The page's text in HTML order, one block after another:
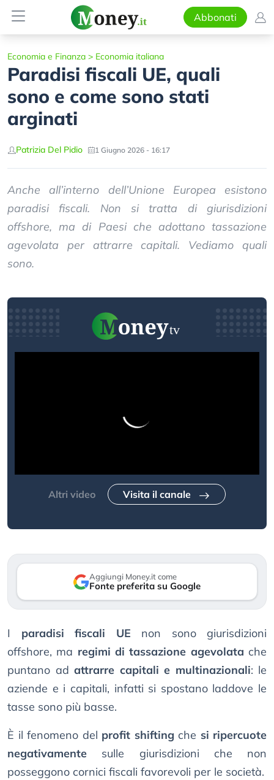
Abbonati
Economia e Finanza > Economia italiana
Paradisi fiscali UE, quali
sono e come sono stati
arginati
Patrizia Del Pidio 1 Giugno 2026 - 16:17
Anche all’interno dell’Unione Europea esistono
paradisi fiscali. Non si tratta di giurisdizioni
offshore, ma di Paesi che adottano tassazione
agevolata per attrarre capitali. Vediamo quali
sono.
Altri video Visita il canale
Aggiungi Money.it come
Fonte preferita su Google
I paradisi fiscali UE non sono giurisdizioni
offshore, ma regimi di tassazione agevolata che
puntano ad attrarre capitali e multinazionali: le
aziende e i capitali, infatti si spostano laddove le
tasse sono più basse.
È il fenomeno del profit shifting che si ripercuote
negativamente sulle giurisdizioni che non
posseggono cornici fiscali favorevoli per le società.